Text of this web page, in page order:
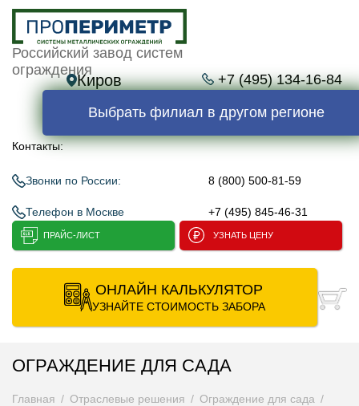
Российский завод систем
ограждения
Киров +7 (495) 134-16-84
Выбрать филиал в другом регионе
Контакты:
Звонки по России: 8 (800) 500-81-59
Телефон в Москве +7 (495) 845-46-31
ПРАЙС-ЛИСТ УЗНАТЬ ЦЕНУ
ОНЛАЙН КАЛЬКУЛЯТОР
УЗНАЙТЕ СТОИМОСТЬ ЗАБОРА
ОГРАЖДЕНИЕ ДЛЯ САДА
Главная Отраслевые решения Ограждение для сада